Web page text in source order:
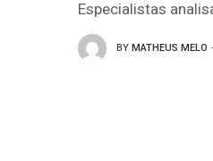
Especialistas
BY MATHEUS MELO